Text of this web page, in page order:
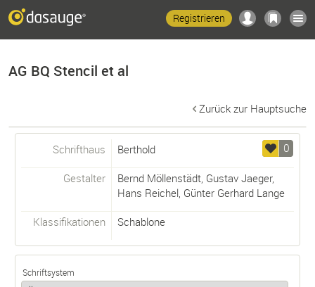
Registrieren
AG BQ Stencil et al
Zurück zur Hauptsuche
0
Schrifthaus Berthold
Gestalter Bernd Möllenstädt, Gustav Jaeger,
Hans Reichel, Günter Gerhard Lange
Klassifikationen Schablone
Schriftsystem